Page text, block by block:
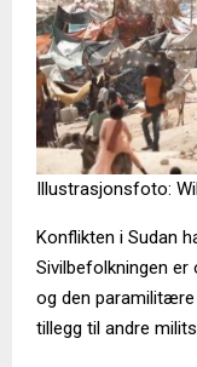
Illustrasjonsfoto:
Konflikten i Sudan
Sivilbefolkningen er
og den paramilitære
tillegg til andre